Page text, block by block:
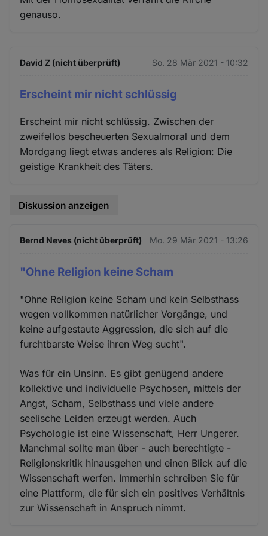
genauso.
David Z (nicht überprüft) So. 28 Mär 2021 - 10:32
Erscheint mir nicht schlüssig
Erscheint mir nicht schlüssig. Zwischen der
zweifellos bescheuerten Sexualmoral und dem
Mordgang liegt etwas anderes als Religion: Die
geistige Krankheit des Täters.
Diskussion anzeigen
Bernd Neves (nicht überprüft) Mo. 29 Mär 2021 - 13:26
"Ohne Religion keine Scham
"Ohne Religion keine Scham und kein Selbsthass
wegen vollkommen natürlicher Vorgänge, und
keine aufgestaute Aggression, die sich auf die
furchtbarste Weise ihren Weg sucht".
Was für ein Unsinn. Es gibt genügend andere
kollektive und individuelle Psychosen, mittels der
Angst, Scham, Selbsthass und viele andere
seelische Leiden erzeugt werden. Auch
Psychologie ist eine Wissenschaft, Herr Ungerer.
Manchmal sollte man über - auch berechtigte -
Religionskritik hinausgehen und einen Blick auf die
Wissenschaft werfen. Immerhin schreiben Sie für
eine Plattform, die für sich ein positives Verhältnis
zur Wissenschaft in Anspruch nimmt.